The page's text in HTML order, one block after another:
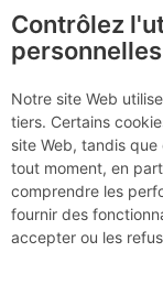
Lac
Activités
Date/heure
3
Contributeur
Contrôlez
personnelles
Notre site Web
tiers. Certains
site Web, tandis
tout moment, en
comprendre les
fournir des
accepter ou les